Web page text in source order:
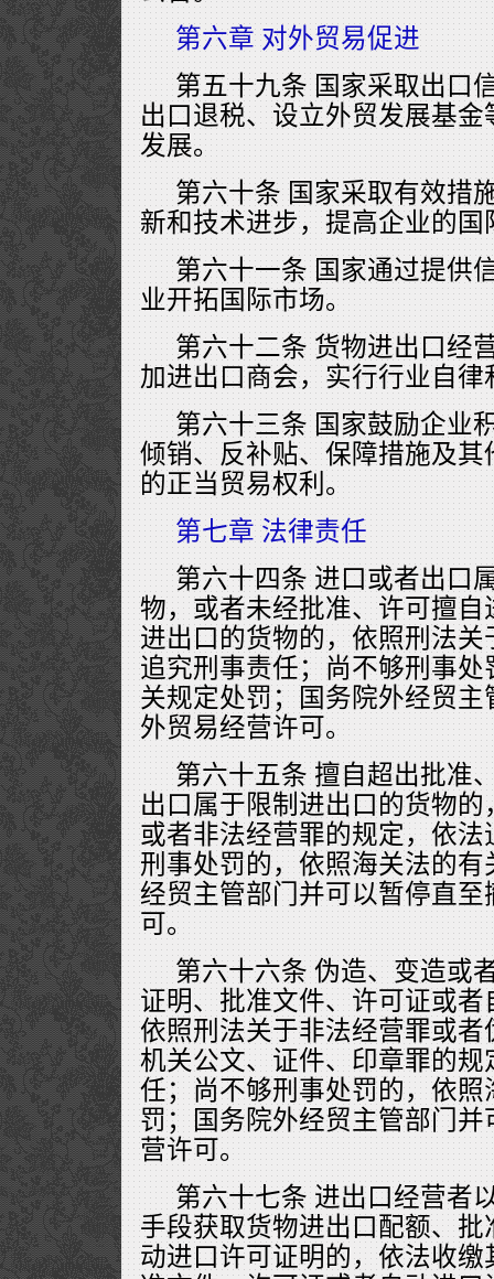
第六章 对外贸易促进
第五十九条 国家采取出口
出口退税、设立外贸发展基
发展。
第六十条 国家采取有效措
新和技术进步，提高企业的国
第六十一条 国家通过提供
业开拓国际市场。
第六十二条 货物进出口经
加进出口商会，实行行业自律
第六十三条 国家鼓励企业
倾销、反补贴、保障措施及
的正当贸易权利。
第七章 法律责任
第六十四条 进口或者出口
物，或者未经批准、许可擅
进出口的货物的，依照刑法
追究刑事责任；尚不够刑事
关规定处罚；国务院外经贸
外贸易经营许可。
第六十五条 擅自超出批准
出口属于限制进出口的货物
或者非法经营罪的规定，依
刑事处罚的，依照海关法的
经贸主管部门并可以暂停直
可。
第六十六条 伪造、变造或
证明、批准文件、许可证或
依照刑法关于非法经营罪或
机关公文、证件、印章罪的
任；尚不够刑事处罚的，依
罚；国务院外经贸主管部门
营许可。
第六十七条 进出口经营者
手段获取货物进出口配额、
动进口许可证明的，依法收